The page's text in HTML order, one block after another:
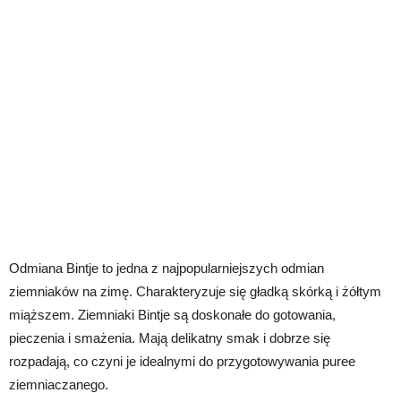
Odmiana Bintje to jedna z najpopularniejszych odmian
ziemniaków na zimę. Charakteryzuje się gładką skórką i żółtym
miąższem. Ziemniaki Bintje są doskonałe do gotowania,
pieczenia i smażenia. Mają delikatny smak i dobrze się
rozpadają, co czyni je idealnymi do przygotowywania puree
ziemniaczanego.